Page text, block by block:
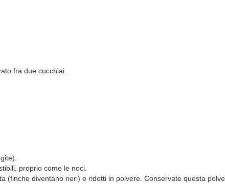
fra due cucchiai.
proprio come le noci.
diventano neri) e ridotti in polvere. Conservate questa